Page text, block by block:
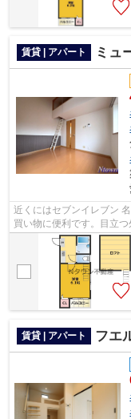
賃貸 | アパート ミュ
近くにはセブンイレブン
買い物に便利です。目立
ズ。当物件は空家ですので
賃貸 | アパート フエ